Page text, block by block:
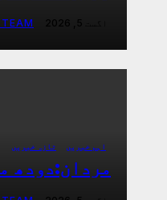
اہم خبریں تازہ خبریں
مردان:دودھ